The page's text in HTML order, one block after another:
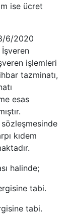
ise ücret
6/2020
İşveren
işlemleri
tazminatı,
esas
kıdem
halinde;
tabi.
tabi.